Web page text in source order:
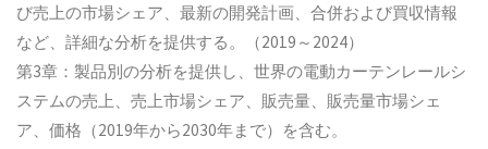
び売上の市場シェア、最新の開発計画、合併および買収情報
など、詳細な分析を提供する。（2019～2024）
第3章：製品別の分析を提供し、世界の電動カーテンレールシ
ステムの売上、売上市場シェア、販売量、販売量市場シェ
ア、価格（2019年から2030年まで）を含む。